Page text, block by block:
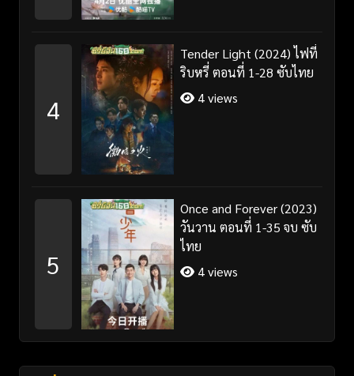
4
Tender Light (2024) ไฟที่
ริบหรี่ ตอนที่ 1-28 ซับไทย
4 views
5
Once and Forever (2023)
วันวาน ตอนที่ 1-35 จบ ซับ
ไทย
4 views